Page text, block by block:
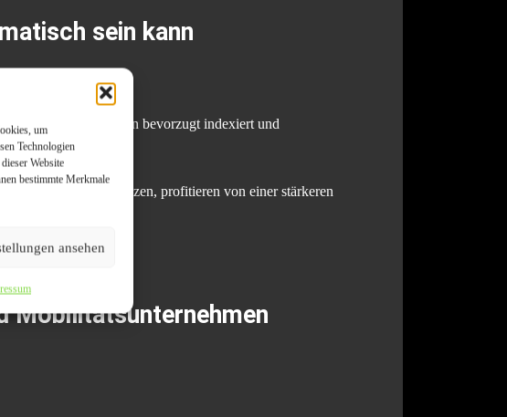
um
Technologien
Website
bestimmte Merkmale
ansehen
sein kann
welche Version bevorzugt indexiert und
als möglich wäre.
einsetzen, profitieren von einer stärkeren
Mobilitätsunternehmen